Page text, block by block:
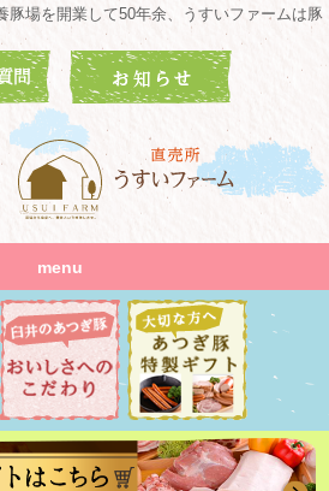
豚場を開業して50年余、うすいファームは豚
menu